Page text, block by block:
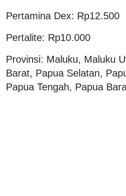
Pertamina Dex: Rp12.500
Pertalite: Rp10.000
Provinsi: Maluku, Maluku
Barat, Papua Selatan,
Papua Tengah, Papua